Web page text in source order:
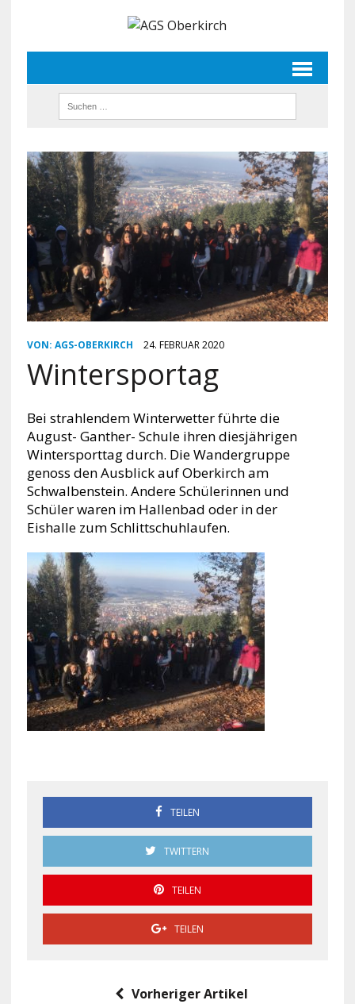
VON: AGS-OBERKIRCH 24. FEBRUAR 2020
Wintersportag
Bei strahlendem Winterwetter führte die
August- Ganther- Schule ihren diesjährigen
Wintersporttag durch. Die Wandergruppe
genoss den Ausblick auf Oberkirch am
Schwalbenstein. Andere Schülerinnen und
Schüler waren im Hallenbad oder in der
Eishalle zum Schlittschuhlaufen.
TEILEN
TWITTERN
TEILEN
TEILEN
Vorheriger Artikel